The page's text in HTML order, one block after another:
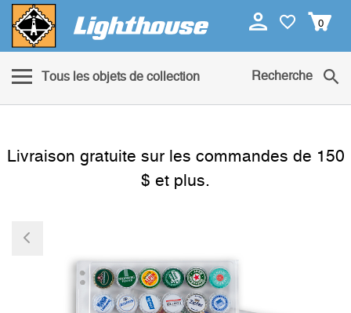
0
Tous les objets de collection Recherche
Livraison gratuite sur les commandes de 150
$ et plus.